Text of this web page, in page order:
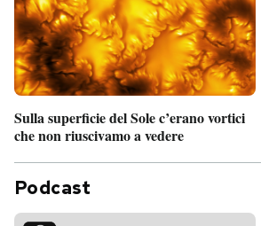
Sulla superficie del Sole c’erano vortici
che non riuscivamo a vedere
Podcast